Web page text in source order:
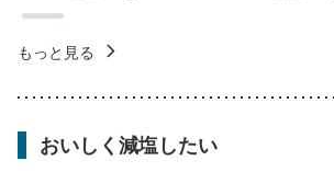
もっと見る
おいしく減塩したい